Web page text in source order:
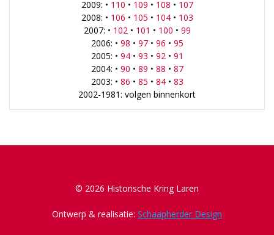
2009: • 110 • 109 • 108 • 107
2008: • 106 • 105 • 104• 103
2007: • 102 • 101 • 100 • 99
2006: • 98 • 97• 96 • 95
2005: • 94• 93 • 92 • 91
2004: • 90 • 89 • 88 • 87
2003: • 86 • 85 • 84• 83
2002-1981: volgen binnenkort
© 2026 Historische Kring Laren
Ontwerp & realisatie: Schaapherder Design